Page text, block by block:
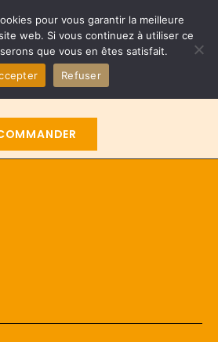
pour vous garantir la meilleure
web. Si vous continuez à utiliser ce
que vous en êtes satisfait.
Refuser